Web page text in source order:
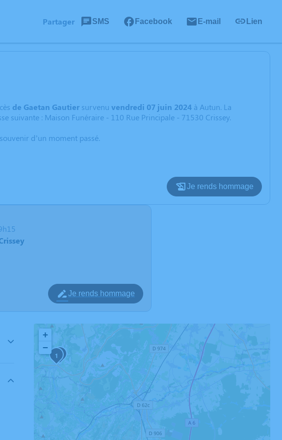
Partager SMS Facebook E-mail Lien
de Gaetan Gautier survenu vendredi 07 juin 2024 à Autun. La
suivante : Maison Funéraire - 110 Rue Principale - 71530 Crissey.
d’un moment passé.
Je rends hommage
Je rends hommage
1
+
−